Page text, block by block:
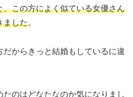
、この方によく似ている女優さん
ました。
だからきっと結婚もしているに違
たのはどなたなのか気になりまし